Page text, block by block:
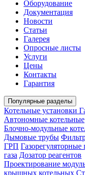
Оборудование
Документация
Новости
Статьи
Галерея
Опросные листы
Услуги
Цены
Контакты
Гарантия
Популярные разделы
Котельные установки
Автономные котельные
Блочно-модульные
Дымовые трубы
ГРП
газа Дозатор реагентов
Проектирование
крышных котельных